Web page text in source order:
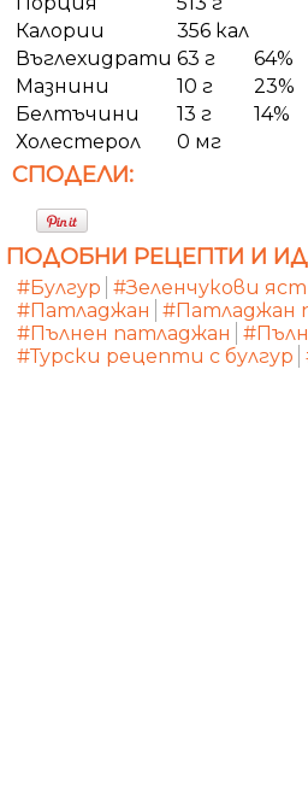
Калории
356 кал
Въглехидрати 63 г
64%
Мазнини
10 г
23%
Белтъчини
13 г
14%
Холестерол
0 мг
СПОДЕЛИ:
ПОДОБНИ РЕЦЕПТИ И
#Булгур #Зеленчукови
#Патладжан
#Патладжан
#Пълнен патладжан
#Турски рецепти с булгур